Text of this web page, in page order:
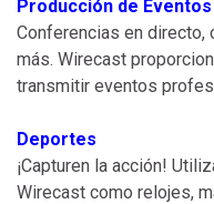
Producción de
Conferencias en directo,
más. Wirecast
transmitir eventos
Deportes
¡Capturen la acción!
Wirecast como relojes,